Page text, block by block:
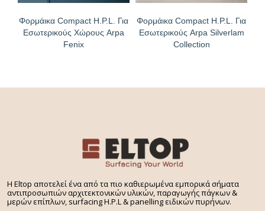
Φορμάικα Compact H.P.L. Για
Εσωτερικούς Χώρους Arpa
Fenix
Φορμάικα Compact H.P.L. Για
Εσωτερικούς Arpa Silverlam
Collection
H Eltop αποτελεί ένα από τα πιο καθιερωμένα εμπορικά σήματα
αντιπροσωπιών αρχιτεκτονικών υλικών, παραγωγής πάγκων &
μερών επίπλων, surfacing H.P.L & panelling ειδικών πυρήνων.